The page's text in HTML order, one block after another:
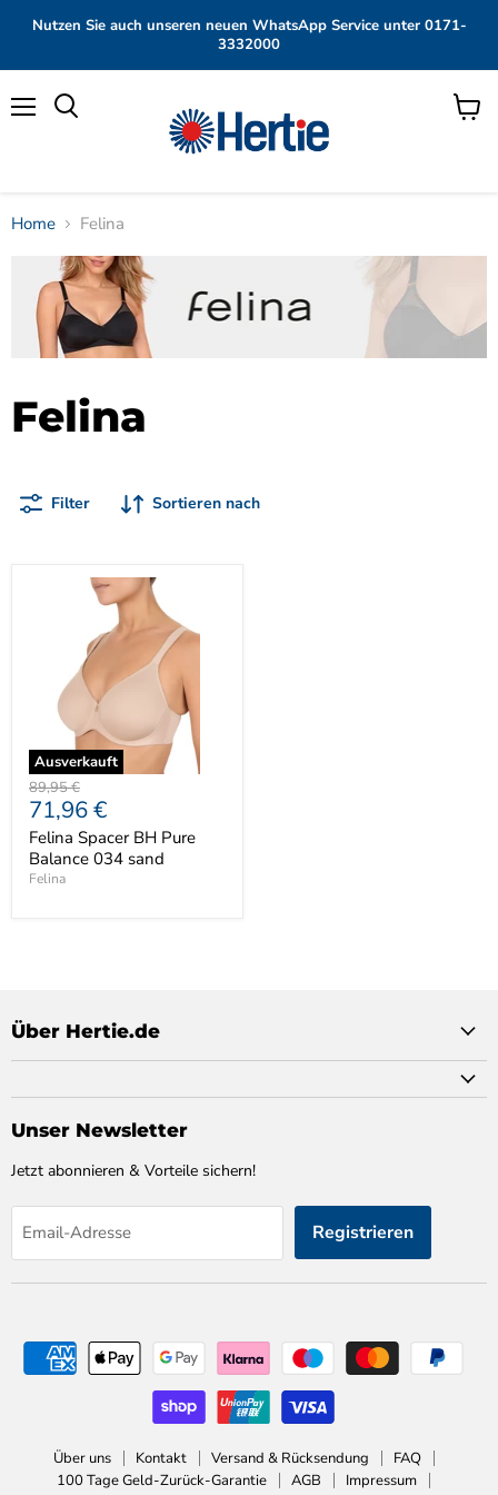
Nutzen Sie auch unseren neuen WhatsApp Service unter 0171-
3332000
Home Felina
Felina
Filter Sortieren nach
Ausverkauft
Ursprünglicher
Preis
89,95 €
Aktueller
Preis
71,96 €
Felina Spacer BH Pure
Balance 034 sand
Felina
Über Hertie.de
Unser Newsletter
Jetzt abonnieren & Vorteile sichern!
Email-Adresse Registrieren
Über uns Kontakt Versand & Rücksendung
FAQ
100 Tage Geld-Zurück-Garantie
AGB Impressum